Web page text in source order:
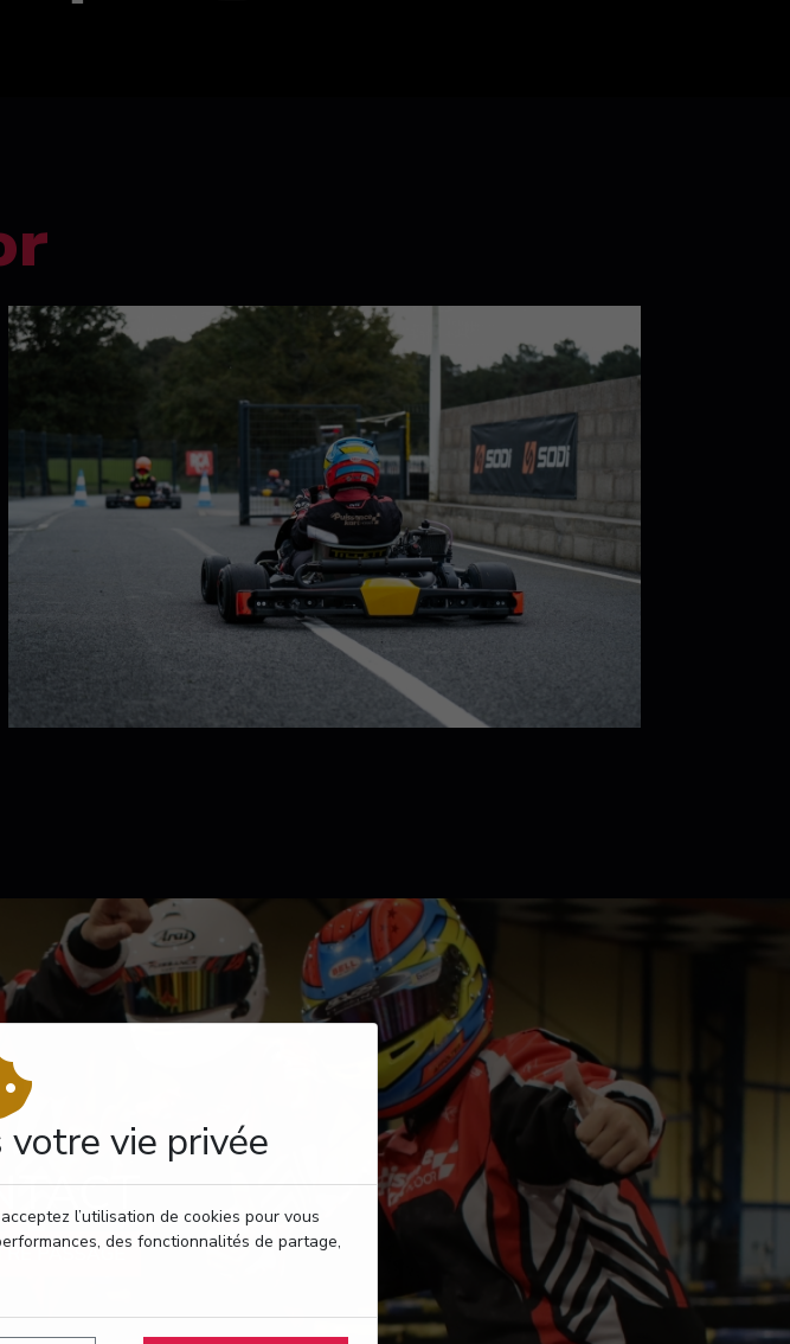
vie privée
l’utilisation de cookies pour vous
des fonctionnalités de partage,
PASSAGE